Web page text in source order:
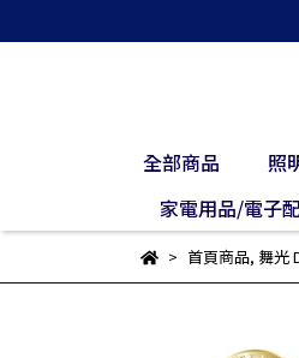
全部商品 照
家電用品/電子
首頁商品, 舞光